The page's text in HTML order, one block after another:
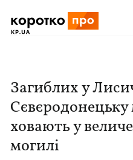
Загиблих у
ховають у
могилі